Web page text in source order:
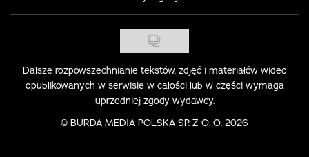
Dalsze rozpowszechnianie tekstów, zdjęć i materiałów wideo
opublikowanych w serwisie w całości lub w części wymaga
uprzedniej zgody wydawcy.
© BURDA MEDIA POLSKA SP. Z O. O. 2026